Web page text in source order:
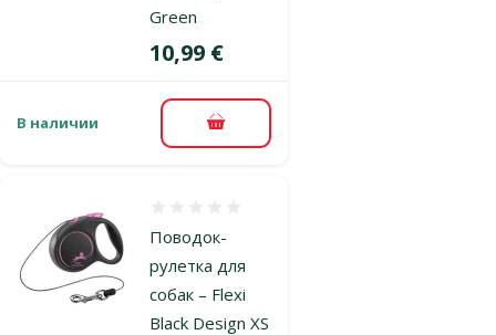
Green
Цена
10,99 €
В наличии В корзину
Поводок-
рулетка для
собак – Flexi
Black Design XS